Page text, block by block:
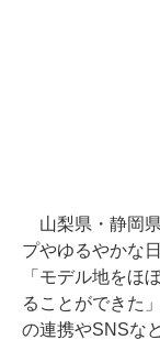
山梨県・静岡
プやゆるやかな
「モデル地をほ
ることができた
の連携やSNSな